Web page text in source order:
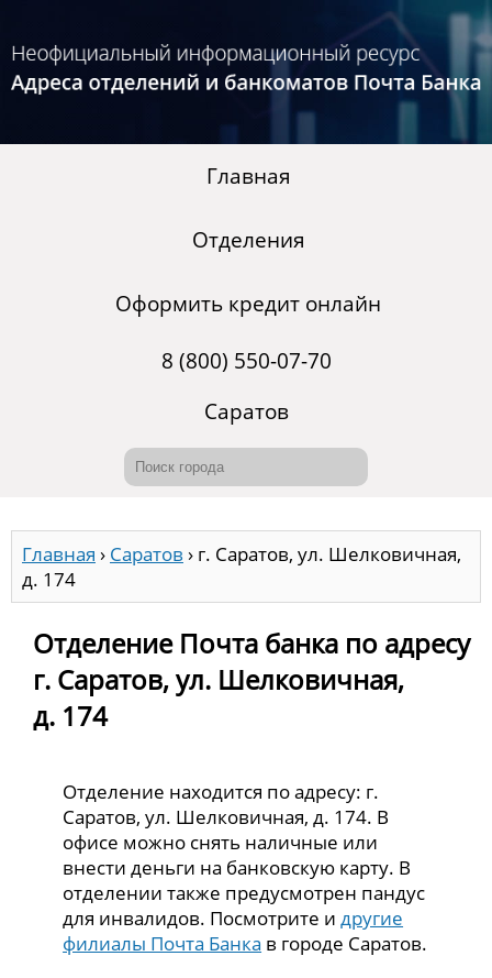
Главная
Отделения
Оформить кредит онлайн
8 (800) 550-07-70
Саратов
Главная › Саратов › г. Саратов, ул. Шелковичная,
д. 174
Отделение Почта банка по адресу
г. Саратов, ул. Шелковичная,
д. 174
Отделение находится по адресу: г.
Саратов, ул. Шелковичная, д. 174. В
офисе можно снять наличные или
внести деньги на банковскую карту. В
отделении также предусмотрен пандус
для инвалидов. Посмотрите идругие
филиалы Почта Банка в городе Саратов.